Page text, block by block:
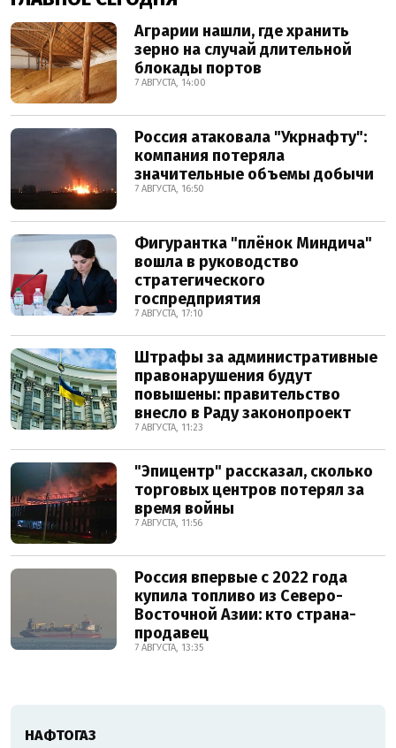
Аграрии нашли, где хранить
зерно на случай длительной
блокады портов
7 АВГУСТА, 14:00
Россия атаковала "Укрнафту":
компания потеряла
значительные объемы добычи
7 АВГУСТА, 16:50
Фигурантка "плёнок Миндича"
вошла в руководство
стратегического
госпредприятия
7 АВГУСТА, 17:10
Штрафы за административные
правонарушения будут
повышены: правительство
внесло в Раду законопроект
7 АВГУСТА, 11:23
"Эпицентр" рассказал, сколько
торговых центров потерял за
время войны
7 АВГУСТА, 11:56
Россия впервые с 2022 года
купила топливо из Северо-
Восточной Азии: кто страна-
продавец
7 АВГУСТА, 13:35
НАФТОГАЗ